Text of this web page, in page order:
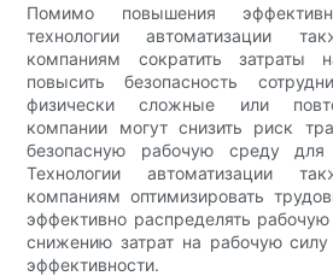
Помимо повышения
технологии автоматизации
компаниям сократить
повысить безопасность
физически сложные или
компании могут снизить риск
безопасную рабочую среду для
Технологии автоматизации
компаниям оптимизировать
эффективно распределять
снижению затрат на рабочую
эффективности.